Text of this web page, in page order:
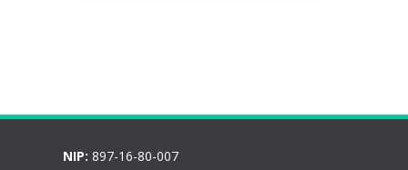
NIP: 897-16-80-007